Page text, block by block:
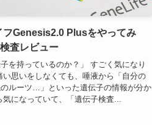
フGenesis2.0 Plusをやってみ
査レビュー
を持っているのか？」 すごく気になり
思いをしなくても、唾液から「自分の
ルーツ…」といった遺伝子の情報が分か
になっていて、「遺伝子検査...